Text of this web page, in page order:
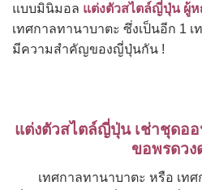
แบบมินิมอล แต่งตัวสไตล์ญี่ปุ่น ผู้
เทศกาลทานาบาตะ ซึ่งเป็นอีก 1
มีความสำคัญของญี่ปุ่นกัน !
แต่งตัวสไตล์ญี่ปุ่น เช่าชุดอ
ขอพรดวง
เทศกาลทานาบาตะ หรือ เทศ